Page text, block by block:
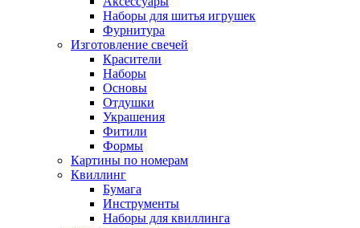
Наборы для шитья игрушек
Фурнитура
Изготовление свечей
Красители
Наборы
Основы
Отдушки
Украшения
Фитили
Формы
Картины по номерам
Квиллинг
Бумага
Инструменты
Наборы для квиллинга